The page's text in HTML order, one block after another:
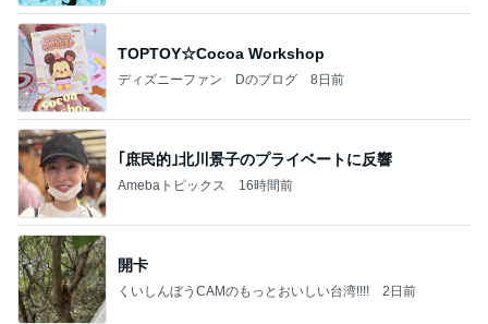
TOPTOY☆Cocoa Workshop
ディズニーファン Dのブログ 8日前
｢庶民的｣北川景子のプライベートに反響
Amebaトピックス 16時間前
開卡
くいしんぼうCAMのもっとおいしい台湾!!!! 2日前